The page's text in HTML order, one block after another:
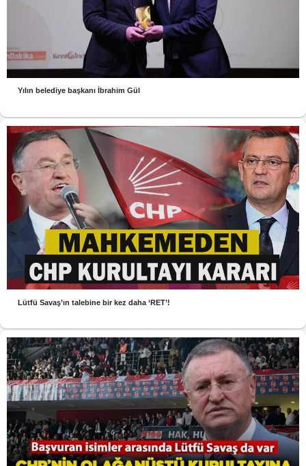
Yılın belediye başkanı İbrahim Gül
Lütfü Savaş’ın talebine bir kez daha ‘RET’!